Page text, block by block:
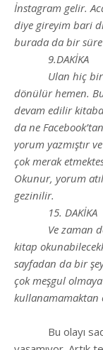
İnstagram gelir.
diye gireyim bari
burada da bir
9.DAKİKA
Ulan hiç
dönülür hemen.
devam edilir
da ne
yorum yazmıştır
çok merak
Okunur, yorum
gezinilir.
15. DAKİKA
Ve zaman
kitap
sayfadan da bir
çok meşgul
kullanamamaktan
Bu olayı